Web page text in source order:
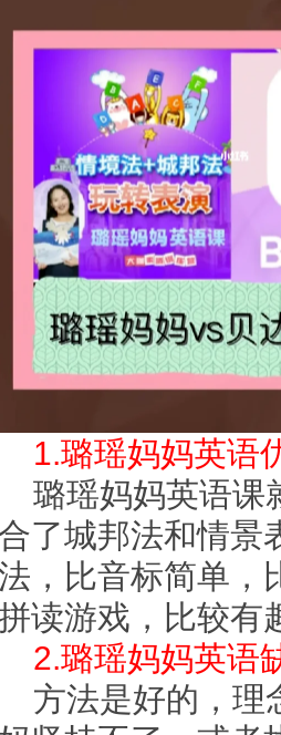
1.璐瑶妈妈英语
璐瑶妈妈英语课
了城邦法和情景
，比音标简单，
读游戏，比较有
2.璐瑶妈妈英语
方法是好的，理